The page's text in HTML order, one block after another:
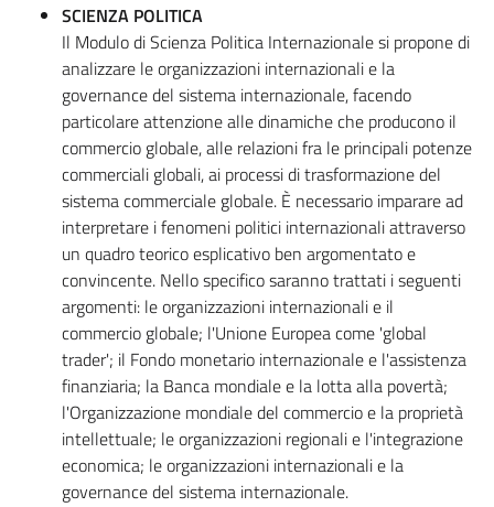
SCIENZA POLITICA
Il Modulo di Scienza Politica Internazionale si propone di
analizzare le organizzazioni internazionali e la
governance del sistema internazionale, facendo
particolare attenzione alle dinamiche che producono il
commercio globale, alle relazioni fra le principali potenze
commerciali globali, ai processi di trasformazione del
sistema commerciale globale. È necessario imparare ad
interpretare i fenomeni politici internazionali attraverso
un quadro teorico esplicativo ben argomentato e
convincente. Nello specifico saranno trattati i seguenti
argomenti: le organizzazioni internazionali e il
commercio globale; l'Unione Europea come 'global
trader'; il Fondo monetario internazionale e l'assistenza
finanziaria; la Banca mondiale e la lotta alla povertà;
l'Organizzazione mondiale del commercio e la proprietà
intellettuale; le organizzazioni regionali e l'integrazione
economica; le organizzazioni internazionali e la
governance del sistema internazionale.